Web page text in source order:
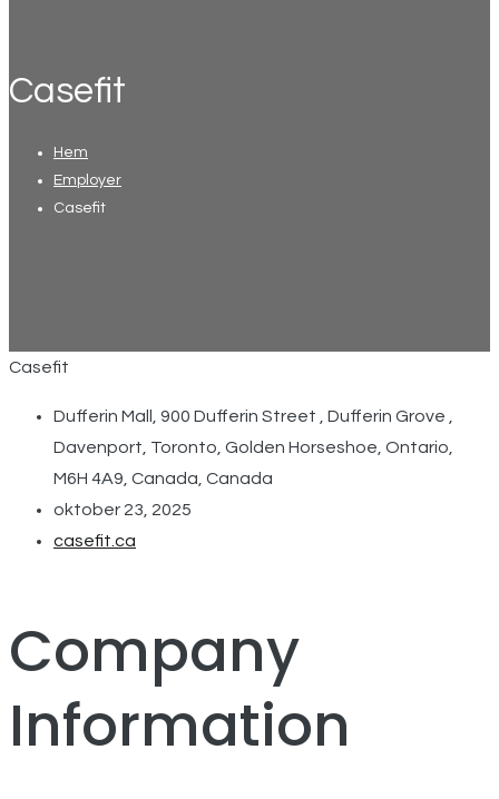
Casefit
Hem
Employer
Casefit
Casefit
Dufferin Mall, 900 Dufferin Street , Dufferin Grove ,
Davenport, Toronto, Golden Horseshoe, Ontario,
M6H 4A9, Canada, Canada
oktober 23, 2025
casefit.ca
Company
Information